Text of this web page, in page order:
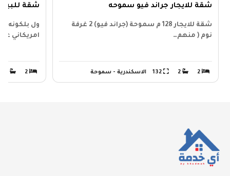
شقة للايجار جراند فيو سموحه
شقة للايجار 128 م سموحة (جراند فيو) 2 غرفة
نوم ( منهم…
الاسكندرية - سموحة
شقة للبيع
امريكاني